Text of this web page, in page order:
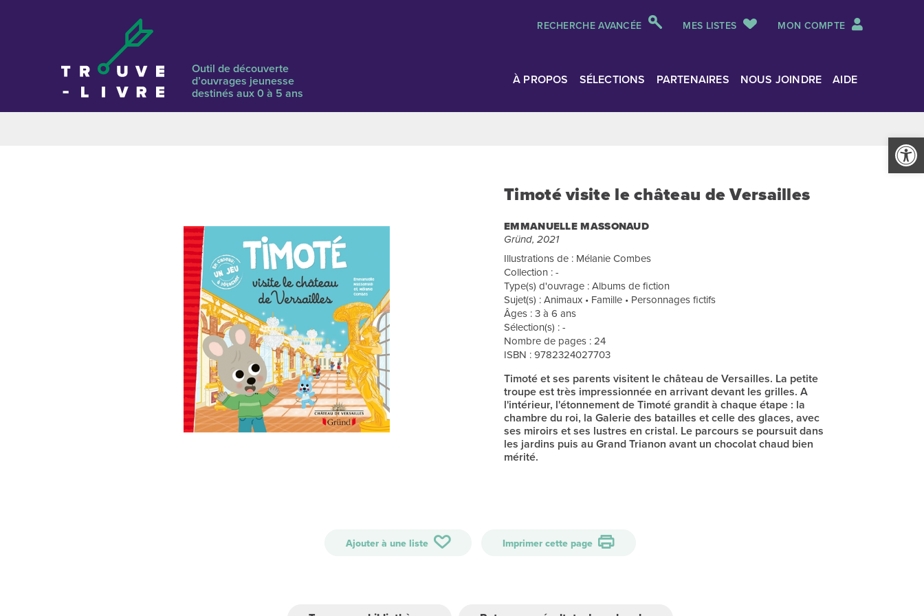
Ouvrir
RECHERCHE AVANCÉE MES LISTES MON COMPTE
Outil de découverte
d’ouvrages jeunesse
destinés aux 0 à 5 ans
À PROPOS SÉLECTIONS PARTENAIRES NOUS JOINDRE AIDE
Timoté visite le château de Versailles
EMMANUELLE MASSONAUD
Gründ, 2021
Illustrations de : Mélanie Combes
Collection : -
Type(s) d'ouvrage : Albums de fiction
Sujet(s) : Animaux • Famille • Personnages fictifs
Âges : 3 à 6 ans
Sélection(s) : -
Nombre de pages : 24
ISBN : 9782324027703
Timoté et ses parents visitent le château de Versailles. La petite
troupe est très impressionnée en arrivant devant les grilles. A
l'intérieur, l'étonnement de Timoté grandit à chaque étape : la
chambre du roi, la Galerie des batailles et celle des glaces, avec
ses miroirs et ses lustres en cristal. Le parcours se poursuit dans
les jardins puis au Grand Trianon avant un chocolat chaud bien
mérité.
Ajouter à une liste Imprimer cette page